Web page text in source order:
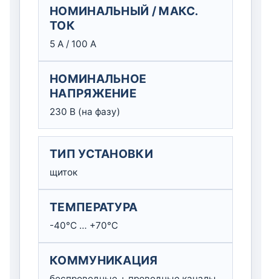
НОМИНАЛЬНЫЙ / МАКС.
ТОК
5 А / 100 А
НОМИНАЛЬНОЕ
НАПРЯЖЕНИЕ
230 В (на фазу)
ТИП УСТАНОВКИ
щиток
ТЕМПЕРАТУРА
-40°C … +70°C
КОММУНИКАЦИЯ